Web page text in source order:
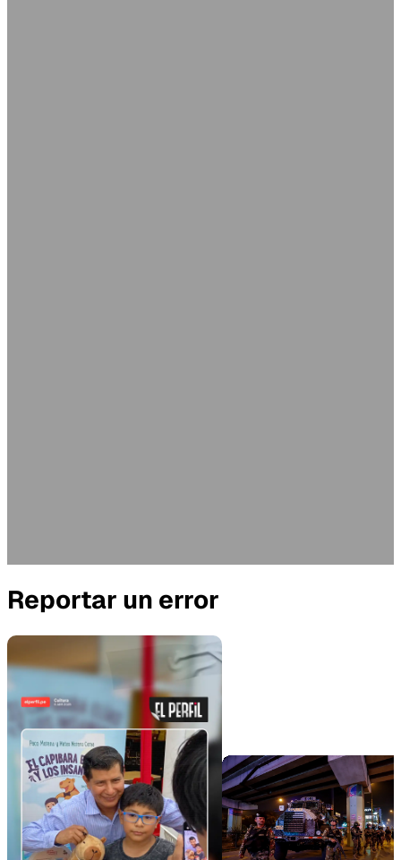
Reportar un error